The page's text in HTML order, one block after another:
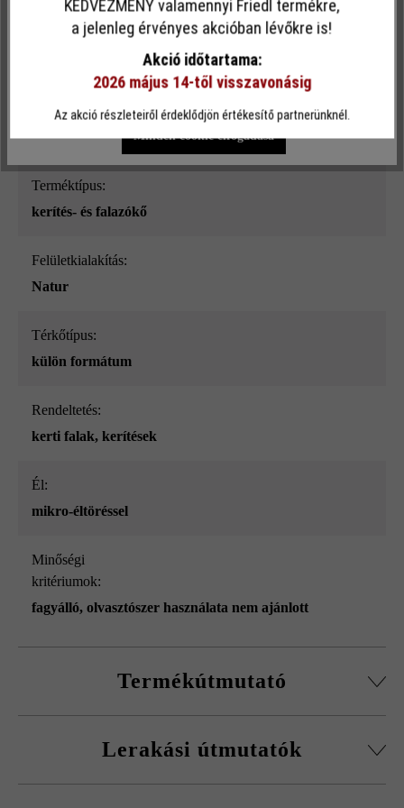
Felületi struktúra:
Szín:
kőszürke árnyalt_ModulusPur
Terméktípus:
kerítés- és falazókő
Felületkialakítás:
Natur
Térkőtípus:
külön formátum
Rendeltetés:
kerti falak, kerítések
él:
mikro-éltöréssel
Minőségi
kritériumok:
fagyálló, olvasztószer használata nem ajánlott
Termékútmutató
kövekkel, sarokkő-szettel és fedőlapokkal.
Lerakási útmutatók
Ez a webhely cookie-kat használ, hogy a lehető legjobb
funkcionalitást kínálja Önnek...További információ
Egyéni beállítások Csak funkcionális cookie elfogadása
Minden cookie elfogadása
KEDVEZMÉNY valamennyi Friedl termékre,
a jelenleg érvényes akcióban lévőkre is!
Akció időtartama:
2026 május 14-től visszavonásig
Az akció részleteiről érdeklődjön értékesítő partnerünknél.